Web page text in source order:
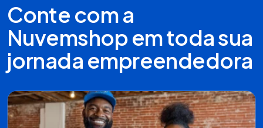
Conte com a
Nuvemshop em toda sua
jornada empreendedora